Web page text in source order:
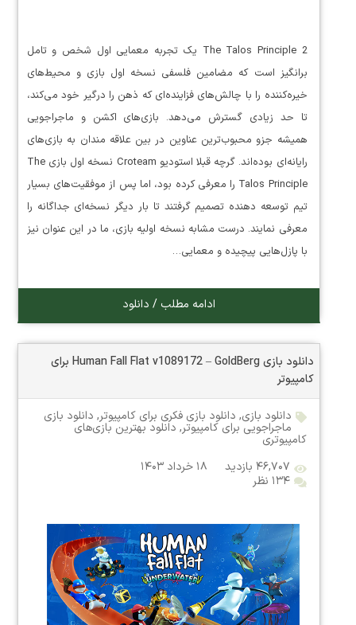
The Talos Principle 2 یک تجربه معمایی اول شخص و تامل
برانگیز است که مضامین فلسفی نسخه اول بازی و محیط‌های
خیره‌کننده را با چالش‌های فزاینده‌ای که ذهن را درگیر خود می‌کند،
تا حد زیادی گسترش می‌دهد. بازی‌های اکشن و ماجراجویی
همیشه جزو محبوب‌ترین عناوین در بین علاقه مندان به بازی‌های
رایانه‌ای بوده‌اند. گرچه قبلا استودیو Croteam نسخه اول بازی The
Talos Principle را معرفی کرده بود، اما پس از موفقیت‌های بسیار
تیم توسعه دهنده تصمیم گرفتند تا بار دیگر نسخه‌ای جداگانه را
معرفی نمایند. درست مشابه نسخه اولیه بازی، ما در این عنوان نیز
با پازل‌هایی پیچیده و معمایی…
ادامه مطلب / دانلود
دانلود بازی Human Fall Flat v1089172 – GoldBerg برای
کامپیوتر
دانلود بازی, دانلود بازی فکری برای کامپیوتر, دانلود بازی
ماجراجویی برای کامپیوتر, دانلود بهترین بازی‌های
کامپیوتری
۴۶,۷۰۷ بازدید
۱۸ خرداد ۱۴۰۳
۱۳۴ نظر